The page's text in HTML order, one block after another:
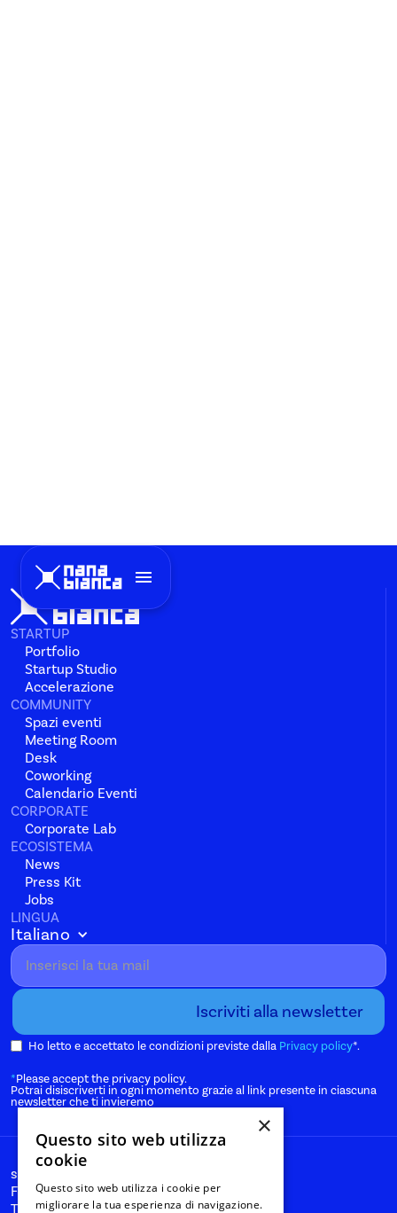
menu
STARTUP
Portfolio
Startup Studio
Accelerazione
COMMUNITY
Spazi eventi
Meeting Room
Desk
Coworking
Calendario Eventi
CORPORATE
Corporate Lab
ECOSISTEMA
News
Press Kit
Jobs
LINGUA
Italiano
Ho letto e accettato le condizioni previste dalla Privacy policy*.
*Please accept the privacy policy.
Potrai disiscriverti in ogni momento grazie al link presente in ciascuna
newsletter che ti invieremo
start@nanabianca.it
Facebook
Twitter
×
Questo sito web utilizza
cookie
Questo sito web utilizza i cookie per
migliorare la tua esperienza di navigazione.